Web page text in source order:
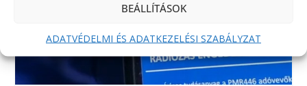
BEÁLLÍTÁSOK
ADATVÉDELMI ÉS ADATKEZELÉSI SZABÁLYZAT